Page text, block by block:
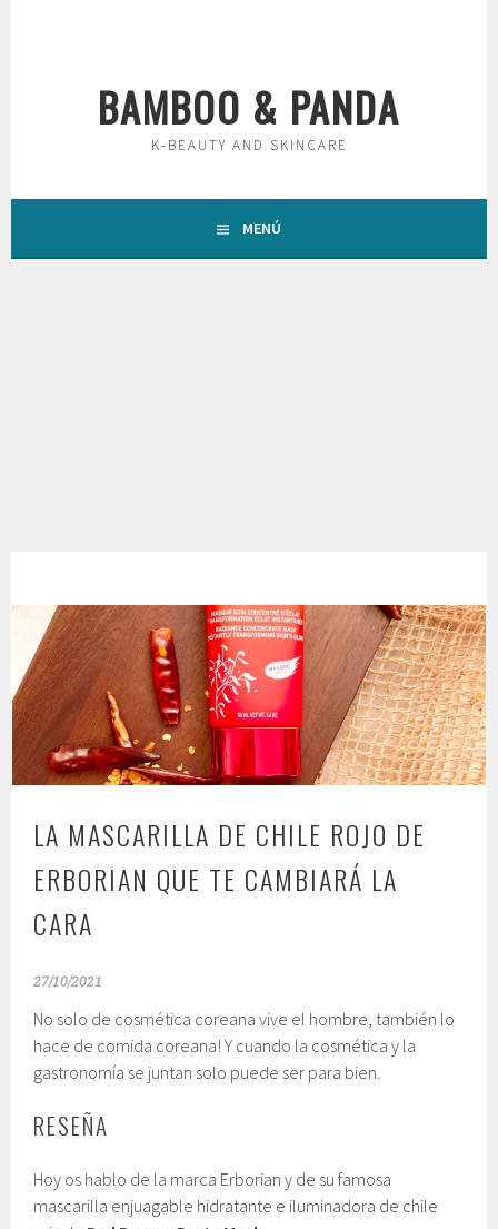
BAMBOO & PANDA
K-BEAUTY AND SKINCARE
MENÚ
LA MASCARILLA DE CHILE ROJO DE
ERBORIAN QUE TE CAMBIARÁ LA
CARA
27/10/2021
No solo de cosmética coreana vive el hombre, también lo
hace de comida coreana! Y cuando la cosmética y la
gastronomía se juntan solo puede ser para bien.
RESEÑA
Hoy os hablo de la marca Erborian y de su famosa
mascarilla enjuagable hidratante e iluminadora de chile